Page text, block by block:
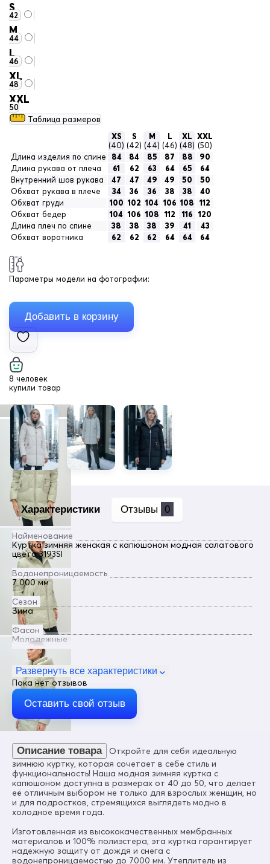
S
42
M
44
L
46
XL
48
XXL
50
Таблица размеров
XS
(40)
S
(42)
M
(44)
L
(46)
XL
(48)
XXL
(50)
Длина изделия по спине
84 84 85 87 88
90
Длина рукава от плеча
61 62 63 64 65
64
Внутренний шов рукава
47 47 49 49 50
50
Обхват рукава в плече
34 36 36 38 38
40
Обхват груди
100 102 104 106 108
112
Обхват бедер
104 106 108 112 116
120
Длина плеч по спине
38 38 38 39 41
43
Обхват воротника
62 62 62 64 64 64
Параметры модели на фотографии:
8 человек
купили товар
Характеристики Отзывы 0
Найменование
Куртка зимняя женская с капюшоном модная салатового
цвета 3193Sl
Водонепроницаемость
7 000 мм
Сезон
Зима
Фасон
Молодежные
Пол
Женский
Цвет
Салатовый
Материал
Мембранные материалы, Полиэстер, Плащевка, Болонь,
Экологичные материалы
Состав
100% Полиэстер
Материал подкладки
Полиэстер
Материал подкладки капюшона
Полиэстер
Материал подкладки кармана
Полиэстер
Развернуть все характеристики
Пока нет отзывов
Оставить свой отзыв
Описание товара
Откройте для себя идеальную
зимнюю куртку, которая сочетает в себе стиль и
функциональность! Наша модная зимняя куртка с
капюшоном доступна в размерах от 40 до 50, что делает
её отличным выбором не только для взрослых женщин, но
и для подростков, стремящихся выглядеть модно в
холодное время года.
Изготовленная из высококачественных мембранных
материалов и 100% полиэстера, эта куртка гарантирует
надежную защиту от дождя и снега с
водонепроницаемостью до 7000 мм. Утеплитель из